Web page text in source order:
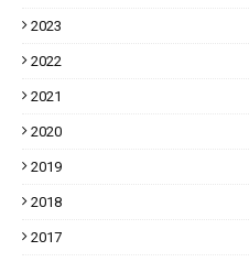
2023
2022
2021
2020
2019
2018
2017